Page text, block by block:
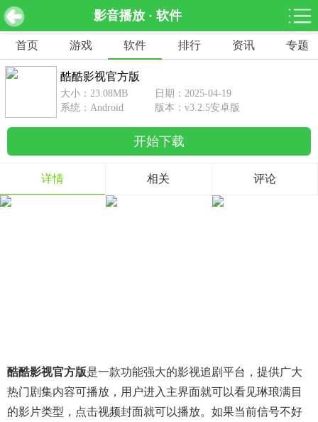
影音播放 · 软件
网游分类 软件分类
休闲益智
462款游戏
赛车竞速
122款游戏
1642款游戏
动作射击
351款游戏
69款游戏
经营养成
首页 游戏 软件 排行 资讯 专题
酷酷影视官方版 v3.2.5安卓版 下载
酷酷影视官方版
大小：23.08MB
日期：2025-04-19
系统：Android
版本：v3.2.5安卓版
开始下载
详情 相关 评论
酷酷影视官方版是一款功能强大的影视追剧平台，提供广大
热门剧集内容可播放，用户进入主界面就可以看见琳琅满目
的影片类型，点击视频封面就可以播放。如果当前信号不好